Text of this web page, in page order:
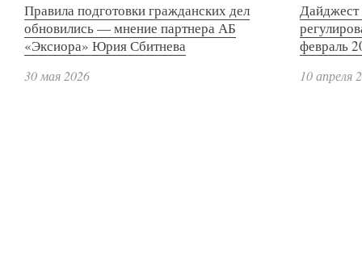
Правила подготовки гражданских дел
обновились — мнение партнера АБ
«Эксиора» Юрия Сбитнева
30 мая 2026
Дайджест
февраль
10 апреля